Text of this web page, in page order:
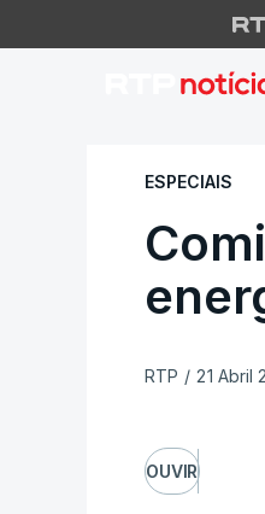
ESPECIAIS
RTP / 21 Abril
OUVIR